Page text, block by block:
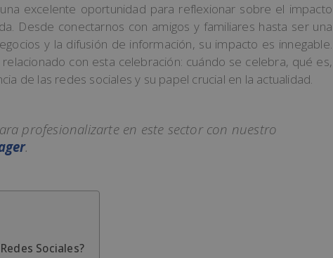
excelente oportunidad para reflexionar sobre el impacto
Desde conectarnos con amigos y familiares hasta ser una
y la difusión de información, su impacto es innegable.
con esta celebración: cuándo se celebra, qué es,
de las redes sociales y su papel crucial en la actualidad.
profesionalizarte en este sector con nuestro
.
Sociales?